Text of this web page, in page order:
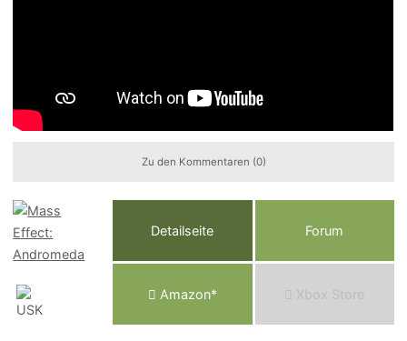
Zu den Kommentaren (0)
Detailseite Forum
Amazon* Xbox Store